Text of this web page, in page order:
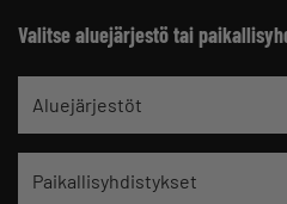
Valitse aluejärjestö tai
Aluejärjestöt
Paikallisyhdistykset